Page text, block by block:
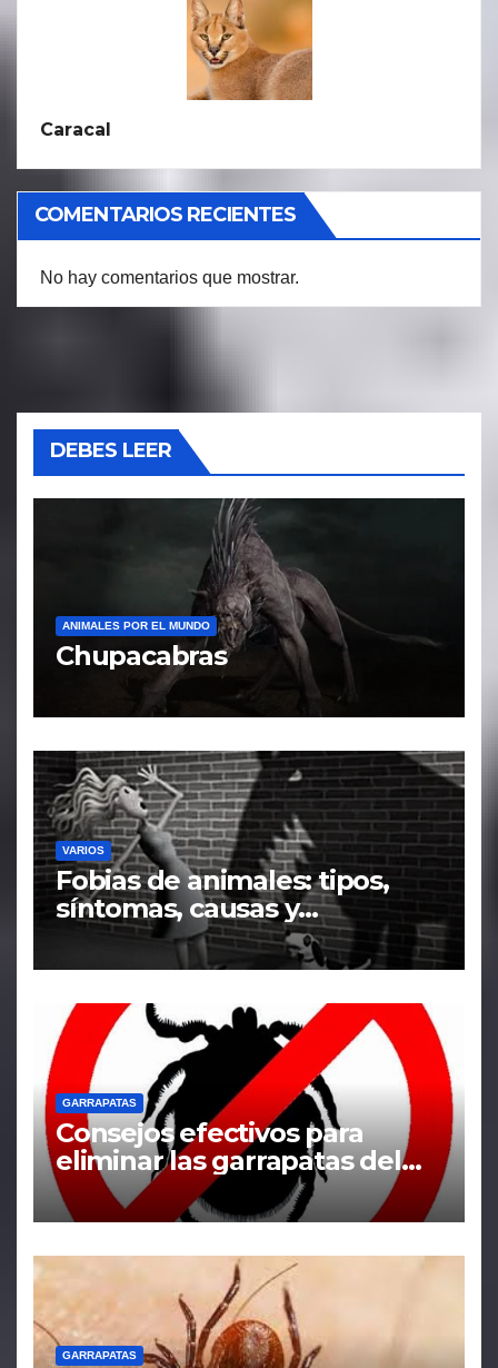
Caracal
COMENTARIOS RECIENTES
No hay comentarios que mostrar.
DEBES LEER
ANIMALES POR EL MUNDO
Chupacabras
VARIOS
Fobias de animales: tipos,
síntomas, causas y
tratamiento
GARRAPATAS
Consejos efectivos para
eliminar las garrapatas del
hogar
GARRAPATAS